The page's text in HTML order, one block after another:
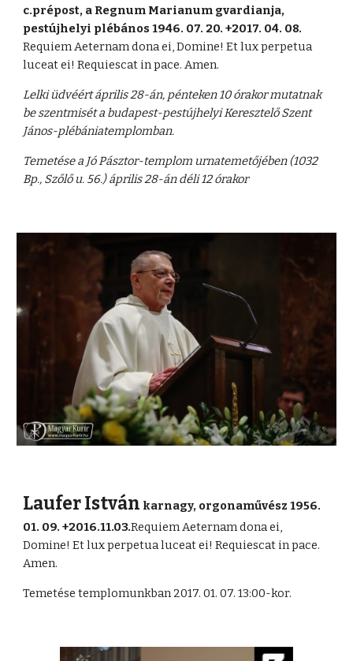
c.prépost, a Regnum Marianum gvardianja,
pestújhelyi plébános 1946. 07. 20. +2017. 04. 08.
Requiem Aeternam dona ei, Domine! Et lux perpetua
luceat ei! Requiescat in pace. Amen.
Lelki üdvéért április 28-án, pénteken 10 órakor mutatnak
be szentmisét a budapest-pestújhelyi Keresztelő Szent
János-plébániatemplomban.
Temetése a Jó Pásztor-templom urnatemetőjében (1032
Bp., Szőlő u. 56.) április 28-án déli 12 órakor
Laufer István karnagy, orgonaművész 1956.
01. 09. +2016.11.03.Requiem Aeternam dona ei,
Domine! Et lux perpetua luceat ei! Requiescat in pace.
Amen.
Temetése templomunkban 2017. 01. 07. 13:00-kor.